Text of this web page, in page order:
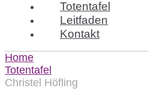
Totentafel
Leitfaden
Kontakt
Home
Totentafel
Christel Höfling